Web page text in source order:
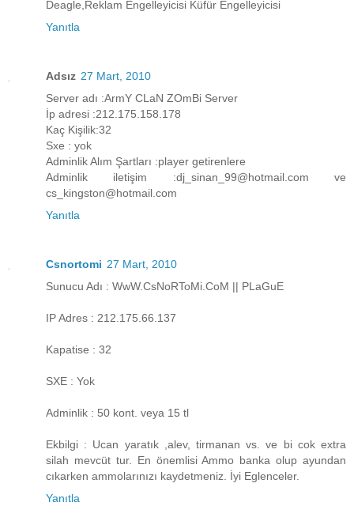
Deagle,Reklam Engelleyicisi Küfür Engelleyicisi
Yanıtla
Adsız 27 Mart, 2010
Server adı :ArmY CLaN ZOmBi Server
İp adresi :212.175.158.178
Kaç Kişilik:32
Sxe : yok
Adminlik Alım Şartları :player getirenlere
Adminlik iletişim :dj_sinan_99@hotmail.com ve
cs_kingston@hotmail.com
Yanıtla
Csnortomi 27 Mart, 2010
Sunucu Adı : WwW.CsNoRToMi.CoM || PLaGuE
IP Adres : 212.175.66.137
Kapatise : 32
SXE : Yok
Adminlik : 50 kont. veya 15 tl
Ekbilgi : Ucan yaratık ,alev, tirmanan vs. ve bi cok extra
silah mevcüt tur. En önemlisi Ammo banka olup ayundan
cıkarken ammolarınızı kaydetmeniz. İyi Eglenceler.
Yanıtla